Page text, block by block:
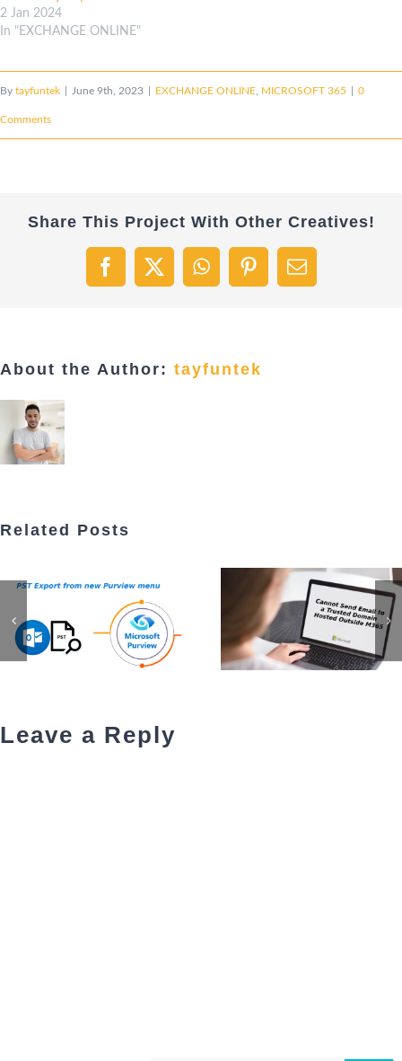
2 Jan 2024
In "EXCHANGE ONLINE"
By tayfuntek June 9th, 2023 EXCHANGE ONLINE MICROSOFT 365 0
Comments
Share This Project With Other Creatives!
Facebook
X WhatsAppPinterestEmail
About the Author: tayfuntek
Related Posts
Leave a Reply